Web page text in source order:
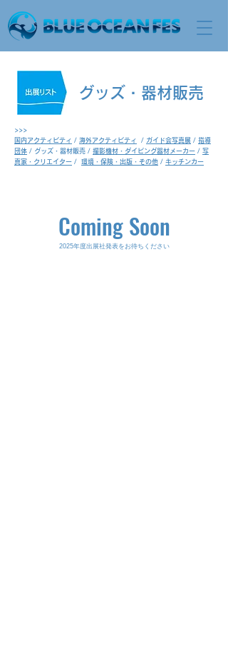
グッズ・器材販売
​>>>
国内アクティビティ / 海外アクティビティ / ガイド会写真展 / 指導
団体 / グッズ・器材販売 / 撮影機材・ダイビング器材メーカー / 写
真家・クリエイター / 環境・保険・出版・その他 / キッチンカー
Coming Soon
2025年度出展社発表をお待ちください